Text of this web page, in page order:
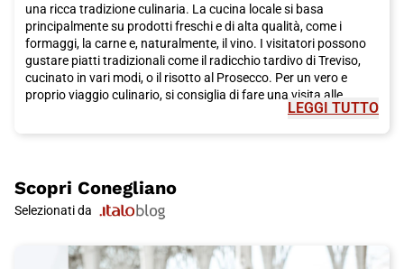
una ricca tradizione culinaria. La cucina locale si basa
principalmente su prodotti freschi e di alta qualità, come i
formaggi, la carne e, naturalmente, il vino. I visitatori possono
gustare piatti tradizionali come il radicchio tardivo di Treviso,
cucinato in vari modi, o il risotto al Prosecco. Per un vero e
proprio viaggio culinario, si consiglia di fare una visita alle
cantine locali e partecipare a una degustazione di vini.
moderna, e offre anche una serie di eventi culturali durante
tutto l'anno, come spettacoli teatrali e concerti.
Per godere appieno della bellezza di Conegliano e della sua
gita in bicicletta lungo la Strada del Prosecco, un percorso che
attraversa vigneti e paesaggi mozzafiato. Questa è anche
LEGGI TUTTO
Scopri Conegliano
Selezionati da